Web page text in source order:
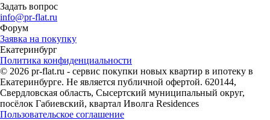
Задать вопрос
info@pr-flat.ru
Форум
Заявка на покупку
Екатеринбург
Политика конфиденциальности
© 2026 pr-flat.ru - сервис покупки новых квартир в ипотеку в
Екатеринбурге. Не является публичной офертой. 620144,
Свердловская область, Сысертский муниципальный округ,
посёлок Габиевский, квартал Иволга Residences
Пользовательское соглашение